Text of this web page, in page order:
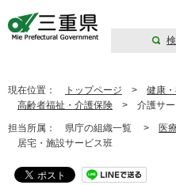
現在位置： トップページ > 健康
高齢者福祉・介護保険 > 介護サー
担当所属： 県庁の組織一覧 > 医
居宅・施設サービス班